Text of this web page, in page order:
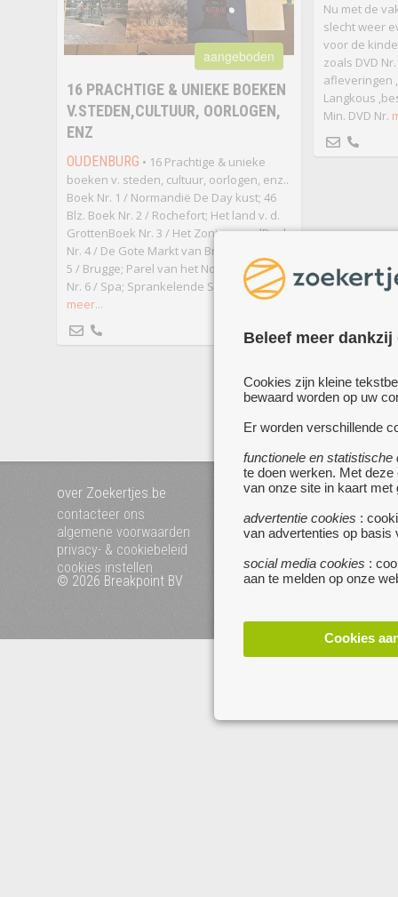
Beleef meer
Cookies zijn kleine
bewaard worden op uw
Er worden verschillende
functionele en statistische
te doen werken. Met
van onze site in kaart met
advertentie cookies :
van advertenties op basis
social media cookies :
aan te melden op onze
Cookies
Nu met de
slecht weer
voor de
zoals DVD
afleveringen
Langkous
Min. DVD Nr.
aangeboden
16 PRACHTIGE & UNIEKE BOEKEN
V.STEDEN,CULTUUR, OORLOGEN,
ENZ
OUDENBURG • 16 Prachtige & unieke
boeken v. steden, cultuur, oorlogen, enz..
Boek Nr. 1 / Normandië De Day kust; 46
Blz. Boek Nr. 2 / Rochefort; Het land v. d.
GrottenBoek Nr. 3 / Het ZonienwoudBoek
Nr. 4 / De Gote Markt van BrusselBoek Nr.
5 / Brugge; Parel van het NoordenBoek
Nr. 6 / Spa; Sprankelende Stad Boek Nr.
meer...
over Zoekertjes.be
contacteer ons
algemene voorwaarden
privacy- & cookiebeleid
cookies instellen
voeg uw zoekertje toe
mijn zoekertjes
© 2026 Breakpoint BV
Bezoek ook eens onze
www.startpagina.be
www.koken.be